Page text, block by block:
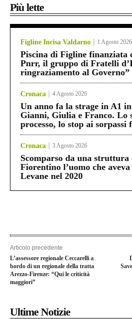
Più lette
Figline Incisa Valdarno 1 Agosto 2026
Piscina di Figline finanziata
Pnrr, il gruppo di Fratelli
ringraziamento al Governo”
Cronaca 4 Agosto 2026
Un anno fa la strage in A1
Gianni, Giulia e Franco. Lo
processo, lo stop ai sorpassi
Cronaca 3 Agosto 2026
Scomparso da una
Fiorentino l’uomo che
Levane nel 2020
Articolo precedente
L’assessore regionale Ceccarelli a
bordo di un regionale della tratta
Arezzo-Firenze: “Qui le criticità
maggiori”
Ultime Notizie